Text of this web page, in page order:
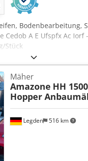
Bodenbearbeitung,
Cedob A E Ufspfx Ac
Stück
Legden 516 km
Mäher
Amazone HH
Hopper